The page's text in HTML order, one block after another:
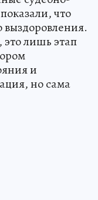
что
выздоровления.
лишь этап
и
но сама